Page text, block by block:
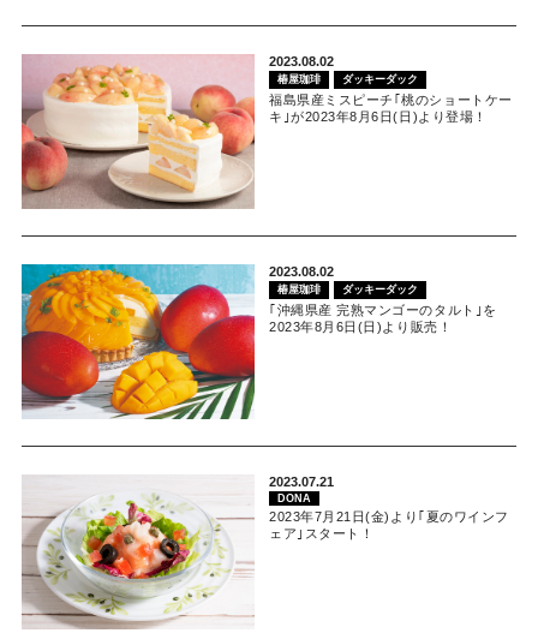
2023.08.02
椿屋珈琲 ダッキーダック
福島県産ミスピーチ｢桃のショートケー
キ｣が2023年8月6日(日)より登場！
2023.08.02
椿屋珈琲 ダッキーダック
｢沖縄県産 完熟マンゴーのタルト｣を
2023年8月6日(日)より販売！
2023.07.21
DONA
2023年7月21日(金)より｢夏のワインフ
ェア｣スタート！